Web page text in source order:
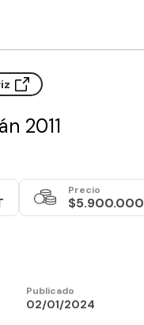
2011
Precio
$5.900.000
Publicado
02/01/2024